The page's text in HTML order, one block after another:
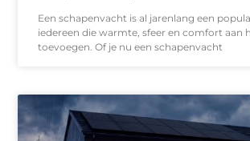
Een schapenvacht is al jarenlang een
iedereen die warmte, sfeer en comfort aan
toevoegen. Of je nu een schapenvacht